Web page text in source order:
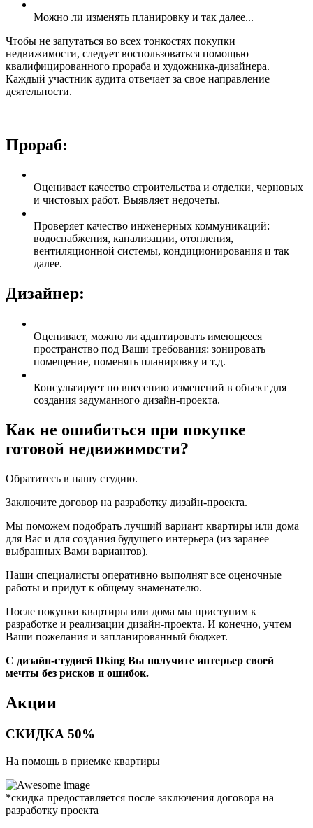
Можно ли изменять планировку и так далее...
Чтобы не запутаться во всех тонкостях покупки
недвижимости, следует воспользоваться помощью
квалифицированного прораба и художника-дизайнера.
Каждый участник аудита отвечает за свое направление
деятельности.
Прораб:
Оценивает качество строительства и отделки, черновых
и чистовых работ. Выявляет недочеты.
Проверяет качество инженерных коммуникаций:
водоснабжения, канализации, отопления,
вентиляционной системы, кондиционирования и так
далее.
Дизайнер:
Оценивает, можно ли адаптировать имеющееся
пространство под Ваши требования: зонировать
помещение, поменять планировку и т.д.
Консультирует по внесению изменений в объект для
создания задуманного дизайн-проекта.
Как не ошибиться при покупке
готовой недвижимости?
Обратитесь в нашу студию.
Заключите договор на разработку дизайн-проекта.
Мы поможем подобрать лучший вариант квартиры или дома
для Вас и для создания будущего интерьера (из заранее
выбранных Вами вариантов).
Наши специалисты оперативно выполнят все оценочные
работы и придут к общему знаменателю.
После покупки квартиры или дома мы приступим к
разработке и реализации дизайн-проекта. И конечно, учтем
Ваши пожелания и запланированный бюджет.
С дизайн-студией Dking Вы получите интерьер своей
мечты без рисков и ошибок.
Акции
СКИДКА 50%
На помощь в приемке квартиры
*скидка предоставляется после заключения договора на
разработку проекта